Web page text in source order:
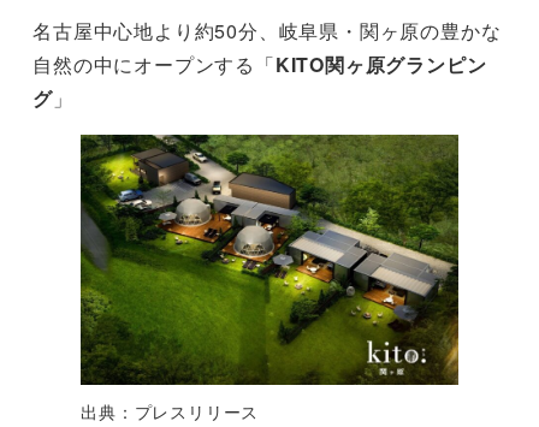
名古屋中心地より約50分、岐阜県・関ヶ原の豊かな
自然の中にオープンする「KITO関ヶ原グランピン
グ 」
出典：プレスリリース